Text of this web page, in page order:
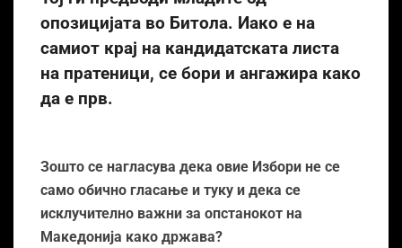
опозицијата во Битола. Иако е на
самиот крај на кандидатската листа
на пратеници, се бори и ангажира како
да е прв.
Зошто се нагласува дека овие Избори не се
само обично гласање и туку и дека се
исклучително важни за опстанокот на
Македонија како држава?